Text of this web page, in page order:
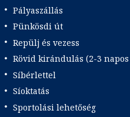
Pályaszállás
Pünkösdi út
Repülj és vezess
Rövid kirándulás (2-3
Síbérlettel
Síoktatás
Sportolási lehetőség